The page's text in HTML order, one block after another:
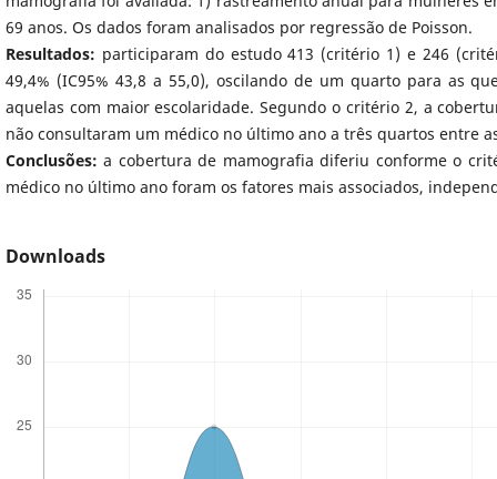
69 anos. Os dados foram analisados por regressão de Poisson.
Resultados: participaram do estudo 413 (critério 1) e 246
49,4% (IC95% 43,8 a 55,0), oscilando de um quarto para as
aquelas com maior escolaridade. Segundo o critério 2, a
não consultaram um médico no último ano a três quartos entre
Conclusões: a cobertura de mamografia diferiu conforme o
médico no último ano foram os fatores mais associados,
Downloads